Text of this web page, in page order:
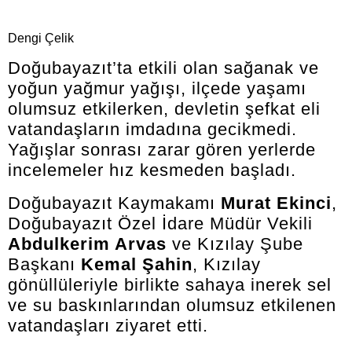
Dengi Çelik
Doğubayazıt’ta etkili olan sağanak ve
yoğun yağmur yağışı, ilçede yaşamı
olumsuz etkilerken, devletin şefkat eli
vatandaşların imdadına gecikmedi.
Yağışlar sonrası zarar gören yerlerde
incelemeler hız kesmeden başladı.
Doğubayazıt Kaymakamı Murat Ekinci,
Doğubayazıt Özel İdare Müdür Vekili
Abdulkerim Arvas ve Kızılay Şube
Başkanı Kemal Şahin, Kızılay
gönüllüleriyle birlikte sahaya inerek sel
ve su baskınlarından olumsuz etkilenen
vatandaşları ziyaret etti.